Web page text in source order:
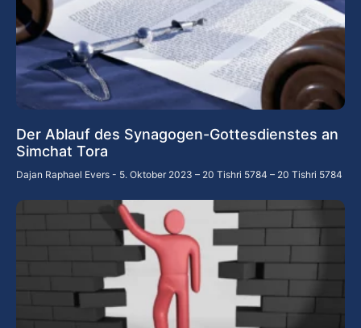
Der Ablauf des Synagogen-Gottesdienstes an
Simchat Tora
Dajan Raphael Evers 5. Oktober 2023 – 20 Tishri 5784 – 20 Tishri 5784